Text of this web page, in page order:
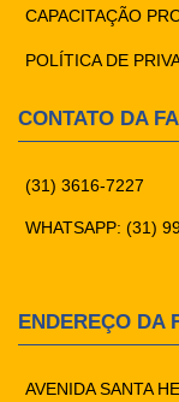
CAPACITAÇÃO
POLÍTICA DE
CONTATO DA
(31) 3616-7227
WHATSAPP: (31)
ENDEREÇO DA
AVENIDA SANTA